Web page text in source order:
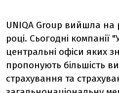
UNIQA Group вийшла на
році. Сьогодні компанії
центральні офіси яких
пропонують більшість
страхування та